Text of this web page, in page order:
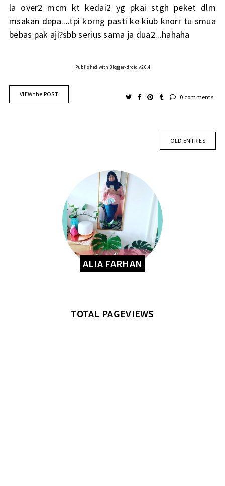
la over2 mcm kt kedai2 yg pkai stgh peket dlm
msakan depa....tpi korng pasti ke kiub knorr tu smua
bebas pak aji?sbb serius sama ja dua2...hahaha
Published with Blogger-droid v2.0.4
VIEW the POST 0 comments
OLD ENTRIES
ALIA FARHAN
TOTAL PAGEVIEWS